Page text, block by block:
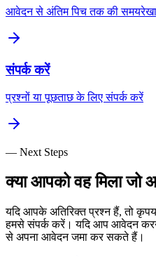
आवेदन से अंतिम पिच तक की
संपर्क करें
प्रश्नों या पूछताछ के लिए संपर्क करें
— Next Steps
क्या आपको वह मिला जो
यदि आपके अतिरिक्त प्रश्न हैं, तो
हमसे संपर्क करें। यदि आप आवेदन
से अपना आवेदन जमा कर सकते हैं।